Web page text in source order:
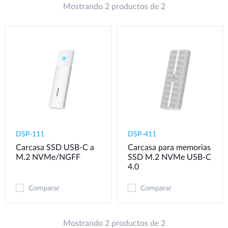
Mostrando 2 productos de 2
DSP-111
Carcasa SSD USB-C a
M.2 NVMe/NGFF
Comparar
DSP-411
Carcasa para memorias
SSD M.2 NVMe USB-C
4.0
Comparar
Mostrando 2 productos de 2